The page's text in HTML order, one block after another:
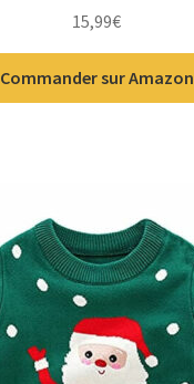
15,99€
Commander sur Amazon